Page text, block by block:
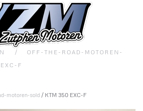
de inhoud gaan
OFF-THE-ROAD-MOTOREN-
F
motoren-sold / KTM 350 EXC-F